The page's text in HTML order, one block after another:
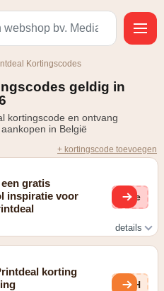
Kortingscodes
geldig in
kortingscode en ontvang
in België
+ kortingscode toevoegen
gratis
inspiratie voor
(ge
details
korting
NbH